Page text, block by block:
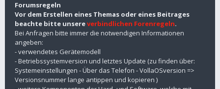
Forumsregeln
Vor dem Erstellen eines Themas oder eines Beitrages
beachte bitte unsereverbindlichen Forenregeln.
Bei Anfragen bitte immer die notwendigen Informationen
angeben:
- verwendetes Gerätemodell
- Betriebssystemversion und letztes Update (zu finden über:
Systemeinstellungen - Über das Telefon - VollaOSversion =>
Versionsnummer lange antippen und kopieren )